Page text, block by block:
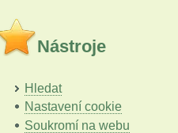
Nástroje
Hledat
Nastavení cookie
Soukromí na webu